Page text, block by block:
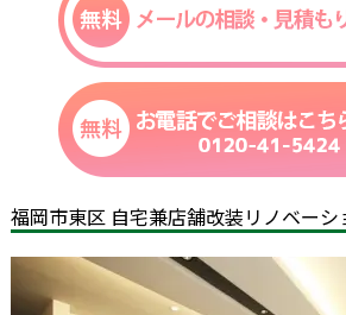
福岡市東区 自宅兼店舗改装リノベーシ